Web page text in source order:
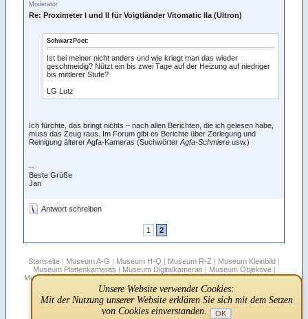
Moderator
Re: Proximeter I und II für Voigtländer Vitomatic IIa (Ultron)
SchwarzPoet:
Ist bei meiner nicht anders und wie kriegt man das wieder
geschmeidig? Nützt ein bis zwei Tage auf der Heizung auf niedriger
bis mittlerer Stufe?
LG Lutz
Ich fürchte, das bringt nichts – nach allen Berichten, die ich gelesen habe,
muss das Zeug raus. Im Forum gibt es Berichte über Zerlegung und
Reinigung älterer Agfa-Kameras (Suchwörter Agfa-Schmiere usw.)
--
Beste Grüße
Jan
Antwort schreiben
1 2
Startseite | Museum A-G | Museum H-Q | Museum R-Z | Museum Kleinbild |
Museum Plattenkameras | Museum Digitalkameras | Museum Objektive|
Museum Stereo|Museum Filmkameras|Rollfilmboxen|Sepplbauer's Blätter|
Hersteller-für-Fremdfirmen|Vitessa|Suche| Infos|FAQ
|Regeln |Datenschutz|Off Topic|Impressum
phpFK - PHP-Forum ohne MySQL|phpFK Download Lite-
Unsere Website verwendet Cookies:
Mit der Nutzung unserer Website erklären Sie sich mit dem Setzen
von Cookies einverstanden.
OK